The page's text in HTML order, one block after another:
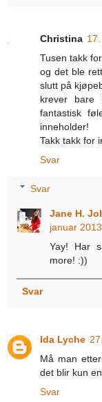
Christina
Tusen takk
og det ble
slutt på
krever bare
fantastisk
inneholder!
Takk takk for
Svar
Svar
Jane H.
januar
Yay! Har
more! :))
Svar
Ida Lyche
Må man
det blir kun
Svar